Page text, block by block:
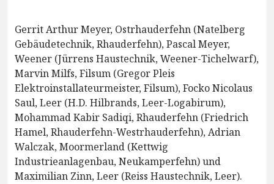
Gerrit Arthur Meyer, Ostrhauderfehn (Natelberg
Gebäudetechnik, Rhauderfehn), Pascal Meyer,
Weener (Jürrens Haustechnik, Weener-Tichelwarf),
Marvin Milfs, Filsum (Gregor Pleis
Elektroinstallateurmeister, Filsum), Focko Nicolaus
Saul, Leer (H.D. Hilbrands, Leer-Logabirum),
Mohammad Kabir Sadiqi, Rhauderfehn (Friedrich
Hamel, Rhauderfehn-Westrhauderfehn), Adrian
Walczak, Moormerland (Kettwig
Industrieanlagenbau, Neukamperfehn) und
Maximilian Zinn, Leer (Reiss Haustechnik, Leer).